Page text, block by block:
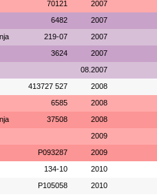
70121 2007
6482 2007
219-07 2007
3624 2007
08.2007
413727 527 2008
6585 2008
37508 2008
2009
P093287 2009
134-10 2010
P105058 2010